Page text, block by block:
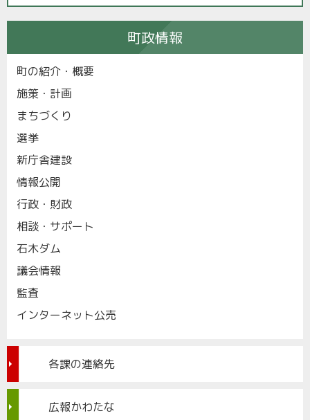
町政情報
町の紹介・概要
施策・計画
まちづくり
選挙
新庁舎建設
情報公開
行政・財政
相談・サポート
石木ダム
議会情報
監査
インターネット公売
各課の連絡先
広報かわたな